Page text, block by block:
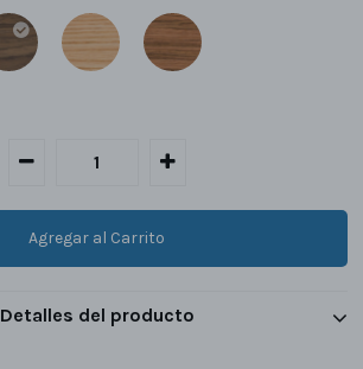
Detalles del producto